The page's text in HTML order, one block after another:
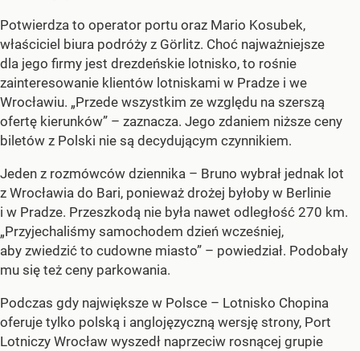
Potwierdza to operator portu oraz Mario Kosubek,
właściciel biura podróży z Görlitz. Choć najważniejsze
dla jego firmy jest drezdeńskie lotnisko, to rośnie
zainteresowanie klientów lotniskami w Pradze i we
Wrocławiu. „Przede wszystkim ze względu na szerszą
ofertę kierunków” – zaznacza. Jego zdaniem niższe ceny
biletów z Polski nie są decydującym czynnikiem.
Jeden z rozmówców dziennika – Bruno wybrał jednak lot
z Wrocławia do Bari, ponieważ drożej byłoby w Berlinie
i w Pradze. Przeszkodą nie była nawet odległość 270 km.
„Przyjechaliśmy samochodem dzień wcześniej,
aby zwiedzić to cudowne miasto” – powiedział. Podobały
mu się też ceny parkowania.
Podczas gdy największe w Polsce – Lotnisko Chopina
oferuje tylko polską i anglojęzyczną wersję strony, Port
Lotniczy Wrocław wyszedł naprzeciw rosnącej grupie